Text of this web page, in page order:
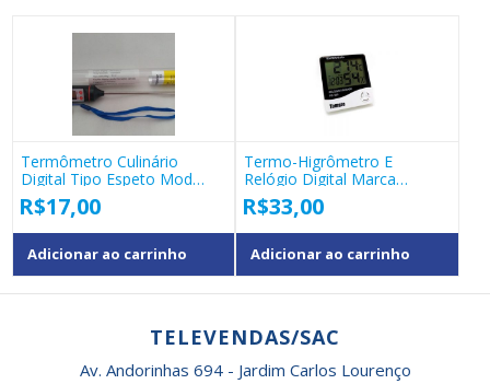
Termômetro Culinário
Digital Tipo Espeto Mod
Tp101 Bmax
R$17,00
Adicionar ao carrinho
Termo-Higrômetro E
Relógio Digital Marca
Tomate Mod Pd-003
R$33,00
Adicionar ao carrinho
TELEVENDAS/SAC
Av. Andorinhas 694 - Jardim Carlos Lourenço